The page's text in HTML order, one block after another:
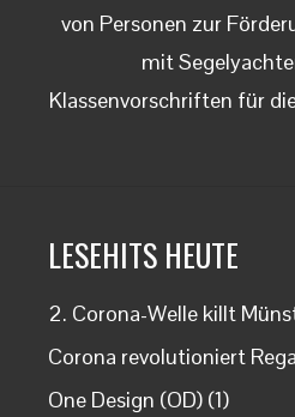
von Personen zur
mit
Klassenvorschriften für
LESEHITS HEUTE
2. Corona-Welle killt
Corona revolutioniert
One Design (OD) (1)